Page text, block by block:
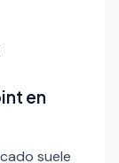
en
suele